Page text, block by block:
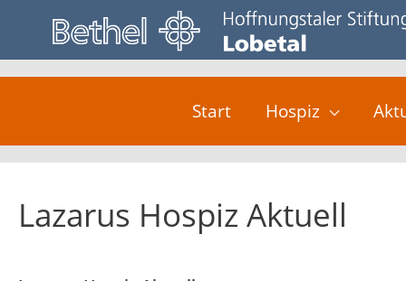
springen
Start Hospiz
Lazarus Hospiz Aktuell